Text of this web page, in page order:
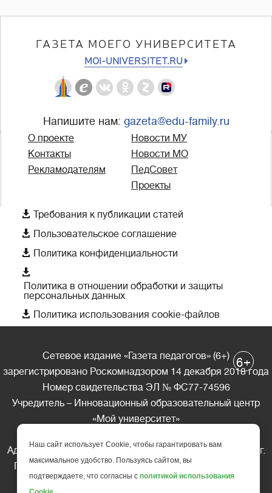
ГАЗЕТА МОЕГО УНИВЕРСИТЕТА
MOI-UNIVERSITET.RU
Напишите нам: gazeta@edu-family.ru
О проекте
Контакты
Рекламодателям
Новости МУ
Новости МО
ПедСовет
Проекты
 Требования к публикации статей
 Пользовательское соглашение
 Политика конфиденциальности

Политика в отношении обработки и защиты
персональных данных
 Политика использования cookie-файлов
Сетевое издание «Газета педагогов» (6+)
зарегистрировано Роскомнадзором 14 декабря 2018 года
Номер свидетельства ЭЛ № ФС77-74596
Учредитель – Инновационный образовательный центр
«Мой университет»
Адрес редакции: 185035 Россия, Республика Карелия, г.
Петрозаводск, ул. Фридриха Энгельса д.10, офис 211
Телефон редакции: +7 (499) 685-10-45
6+
Наш сайт использует Cookie, чтобы гарантировать вам
максимальное удобство. Пользуясь сайтом, вы
подтверждаете, что согласны с политикой использования